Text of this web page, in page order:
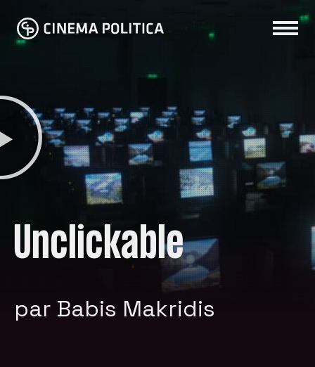
Unclickable
par Babis Makridis